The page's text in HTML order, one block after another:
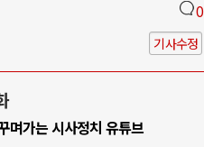
0
기사수정
며가는 시사정치 유튜브